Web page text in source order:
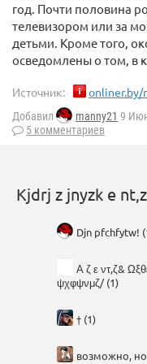
год. Почти половина
телевизором или за
детьми. Кроме того,
осведомлены о том, в
Источник: onliner.by/
Добавил manny21 9
5 комментариев
Kjdrj z jnyzk e
Djn pfchfytw!
Α ζ ε ντ,ζ&
ψχφψνμζ/ (1)
† (1)
возможно, но